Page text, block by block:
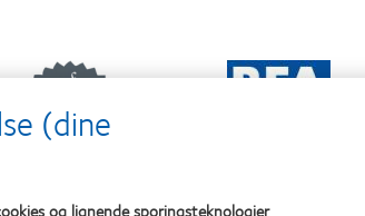
Learn
about
Best
Companies
2012
Learn
(2011)
(dine
og lignende sporingsteknologier